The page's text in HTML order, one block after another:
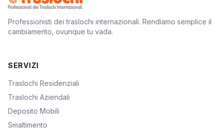
Professionisti dei traslochi internazionali. Rendiamo semplice il
cambiamento, ovunque tu vada.
SERVIZI
Traslochi Residenziali
Traslochi Aziendali
Deposito Mobili
Smaltimento